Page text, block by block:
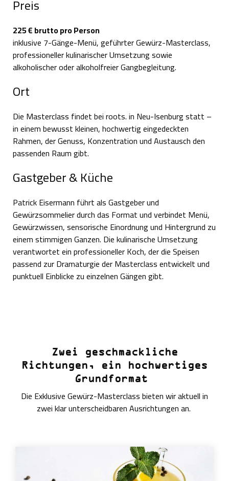
Preis
225 € brutto pro Person
inklusive 7-Gänge-Menü, geführter Gewürz-Masterclass,
professioneller kulinarischer Umsetzung sowie
alkoholischer oder alkoholfreier Gangbegleitung.
Ort
Die Masterclass findet bei roots. in Neu-Isenburg statt –
in einem bewusst kleinen, hochwertig eingedeckten
Rahmen, der Genuss, Konzentration und Austausch den
passenden Raum gibt.
Gastgeber & Küche
Patrick Eisermann führt als Gastgeber und
Gewürzsommelier durch das Format und verbindet Menü,
Gewürzwissen, sensorische Einordnung und Hintergrund zu
einem stimmigen Ganzen. Die kulinarische Umsetzung
verantwortet ein professioneller Koch, der die Speisen
passend zur Dramaturgie der Masterclass entwickelt und
punktuell Einblicke zu einzelnen Gängen gibt.
Zwei geschmackliche
Richtungen, ein hochwertiges
Grundformat
Die Exklusive Gewürz-Masterclass bieten wir aktuell in
zwei klar unterscheidbaren Ausrichtungen an.